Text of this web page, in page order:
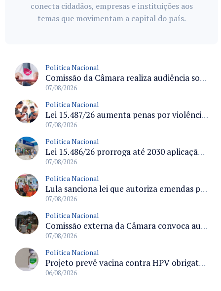
conecta cidadãos, empresas e instituições aos
temas que movimentam a capital do país.
Política Nacional
Comissão da Câmara realiza audiência sobre apostas online para medir o tamanho do mercado ilegal
07/08/2026
Política Nacional
Lei 15.487/26 aumenta penas por violência sexual digital contra crianças e adolescentes e autoriza ronda virtual para investigação
07/08/2026
Política Nacional
Lei 15.486/26 prorroga até 2030 aplicação do FGTS em crédito para hospitais filantrópicos e santas casas
07/08/2026
Política Nacional
Lula sanciona lei que autoriza emendas parlamentares para atendimento pré-hospitalar pelos bombeiros
07/08/2026
Política Nacional
Comissão externa da Câmara convoca audiência pública sobre chuvas na Zona da Mata de Minas Gerais e impactos em Juiz de Fora
07/08/2026
Política Nacional
Projeto prevê vacina contra HPV obrigatória e testes moleculares para rastreamento do câncer do colo do útero
06/08/2026